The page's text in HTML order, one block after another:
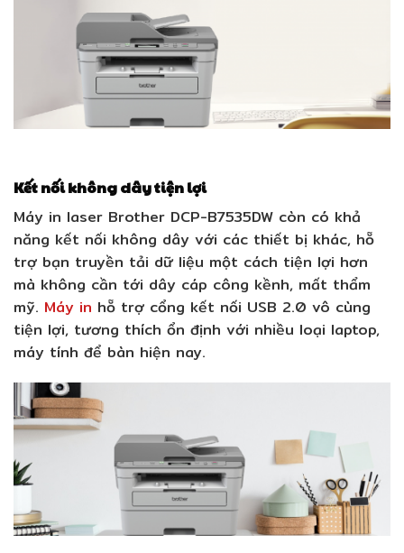
Kết nối không dây tiện lợi
Máy in laser Brother DCP-B7535DW còn có khả
năng kết nối không dây với các thiết bị khác, hỗ
trợ bạn truyền tải dữ liệu một cách tiện lợi hơn
mà không cần tới dây cáp công kềnh, mất thẩm
mỹ. Máy in hỗ trợ cổng kết nối USB 2.0 vô cùng
tiện lợi, tương thích ổn định với nhiều loại laptop,
máy tính để bàn hiện nay.